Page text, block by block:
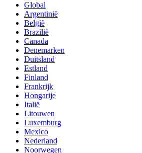
Global
Argentinië
België
Brazilië
Canada
Denemarken
Duitsland
Estland
Finland
Frankrijk
Hongarije
Italië
Litouwen
Luxemburg
Mexico
Nederland
Noorwegen